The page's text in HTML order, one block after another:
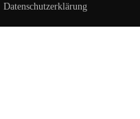
Datenschutzerklärung